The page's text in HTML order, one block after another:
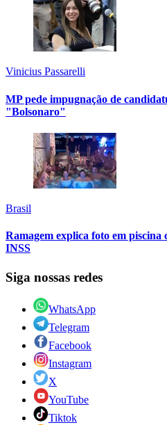
Vinicius Passarelli
MP pede impugnação de
"Bolsonaro"
Brasil
Ramagem explica foto em piscina
INSS
Siga nossas redes
WhatsApp
Telegram
Facebook
Instagram
X
YouTube
Tiktok